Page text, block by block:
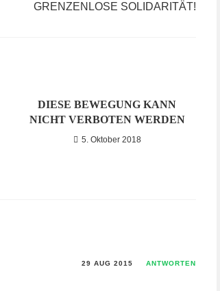
GRENZENLOSE SOLIDARITÄT!
DIESE BEWEGUNG KANN
NICHT VERBOTEN WERDEN
5. Oktober 2018
29 AUG 2015 ANTWORTEN